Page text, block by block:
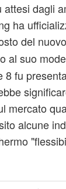
dagli
ha
del nuovo
al suo
8 fu
mercato
alcune